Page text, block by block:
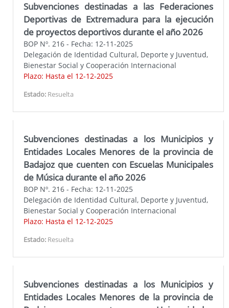
Subvenciones destinadas a las Federaciones
Deportivas de Extremadura para la ejecución
de proyectos deportivos durante el año 2026
BOP Nº. 216 - Fecha: 12-11-2025
Delegación de Identidad Cultural, Deporte y Juventud,
Bienestar Social y Cooperación Internacional
Plazo: Hasta el 12-12-2025
Estado: Resuelta
Subvenciones destinadas a los Municipios y
Entidades Locales Menores de la provincia de
Badajoz que cuenten con Escuelas Municipales
de Música durante el año 2026
BOP Nº. 216 - Fecha: 12-11-2025
Delegación de Identidad Cultural, Deporte y Juventud,
Bienestar Social y Cooperación Internacional
Plazo: Hasta el 12-12-2025
Estado: Resuelta
Subvenciones destinadas a los Municipios y
Entidades Locales Menores de la provincia de